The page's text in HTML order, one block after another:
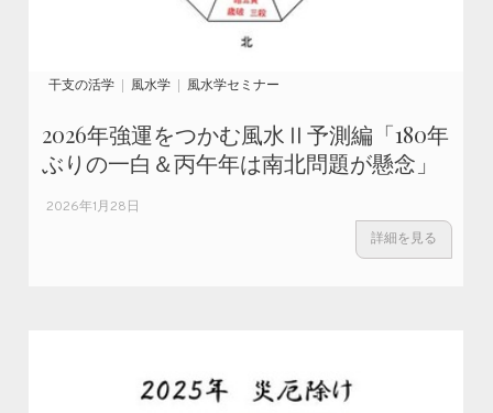
干支の活学 風水学 風水学セミナー
2026年強運をつかむ風水Ⅱ予測編「180年
ぶりの一白＆丙午年は南北問題が懸念」
2026年1月28日
詳細を見る